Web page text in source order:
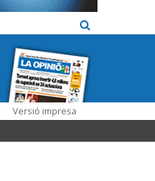
Versió impresa